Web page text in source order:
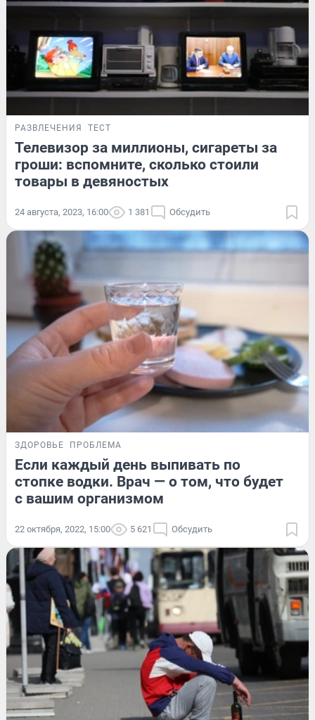
РАЗВЛЕЧЕНИЯ ТЕСТ
Телевизор за миллионы, сигареты за
гроши: вспомните, сколько стоили
товары в девяностых
24 августа, 2023, 16:00 1 381 Обсудить
ЗДОРОВЬЕ ПРОБЛЕМА
Если каждый день выпивать по
стопке водки. Врач — о том, что будет
с вашим организмом
22 октября, 2022, 15:00 5 621 Обсудить